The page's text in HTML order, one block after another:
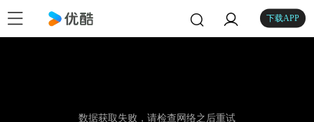
下载APP
数据获取失败，请检查网络之后重试